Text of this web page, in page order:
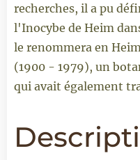
recherches, il a pu
l'Inocybe de Heim
le renommera en
(1900 - 1979), un
qui avait également